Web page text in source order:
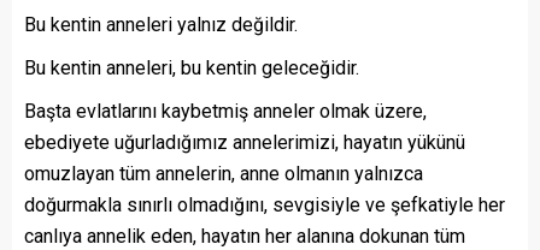
Bu kentin anneleri yalnız değildir.
Bu kentin anneleri, bu kentin geleceğidir.
Başta evlatlarını kaybetmiş anneler olmak üzere,
ebediyete uğurladığımız annelerimizi, hayatın yükünü
omuzlayan tüm annelerin, anne olmanın yalnızca
doğurmakla sınırlı olmadığını, sevgisiyle ve şefkatiyle her
canlıya annelik eden, hayatın her alanına dokunan tüm